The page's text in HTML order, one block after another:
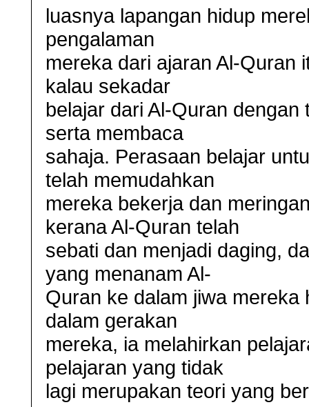
luasnya lapangan hidup
pengalaman
mereka dari ajaran Al-Quran
kalau sekadar
belajar dari Al-Quran
serta membaca
sahaja. Perasaan belajar
telah memudahkan
mereka bekerja dan
kerana Al-Quran telah
sebati dan menjadi daging,
yang menanam Al-
Quran ke dalam jiwa
dalam gerakan
mereka, ia melahirkan
pelajaran yang tidak
lagi merupakan teori yang